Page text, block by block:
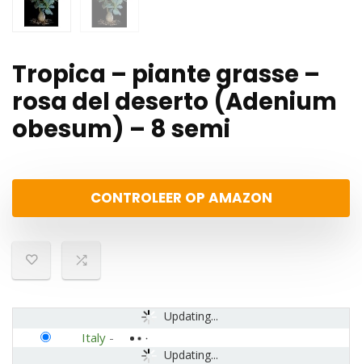
Tropica – piante grasse –
rosa del deserto (Adenium
obesum) – 8 semi
CONTROLEER OP AMAZON
Updating...
Updating...
Italy -